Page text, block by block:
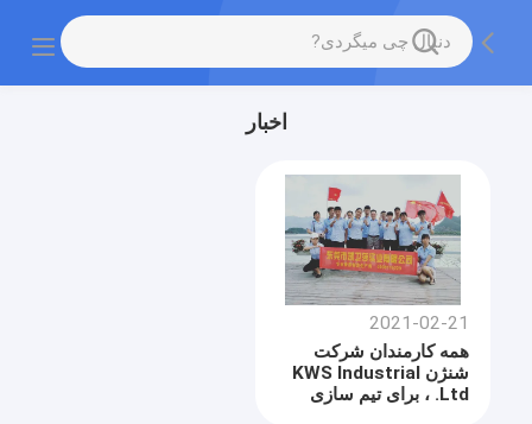
اخبار
2021-02-21
همه کارمندان شرکت
شنژن KWS Industrial
Ltd. ، برای تیم سازی